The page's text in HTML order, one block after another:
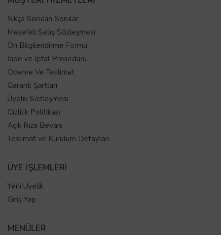
Sıkça Sorulan Sorular
Mesafeli Satış Sözleşmesi
Ön Bilgilendirme Formu
İade ve İptal Prosedürü
Ödeme Ve Teslimat
Garanti Şartları
Üyelik Sözleşmesi
Gizlilik Politikası
Açık Rıza Beyanı
Teslimat ve Kurulum Detayları
ÜYE İŞLEMLERİ
Yeni Üyelik
Giriş Yap
MENÜLER